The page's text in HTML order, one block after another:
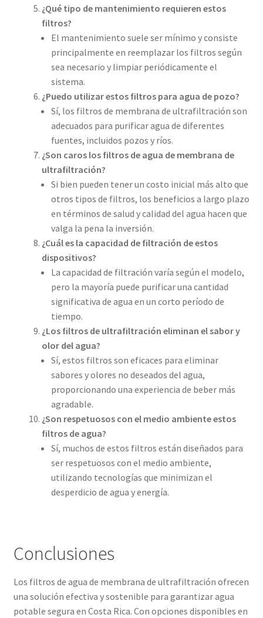
¿Qué tipo de mantenimiento requieren estos
filtros?
El mantenimiento suele ser mínimo y consiste
principalmente en reemplazar los filtros según
sea necesario y limpiar periódicamente el
sistema.
¿Puedo utilizar estos filtros para agua de pozo?
Sí, los filtros de membrana de ultrafiltración son
adecuados para purificar agua de diferentes
fuentes, incluidos pozos y ríos.
¿Son caros los filtros de agua de membrana de
ultrafiltración?
Si bien pueden tener un costo inicial más alto que
otros tipos de filtros, los beneficios a largo plazo
en términos de salud y calidad del agua hacen que
valga la pena la inversión.
¿Cuál es la capacidad de filtración de estos
dispositivos?
La capacidad de filtración varía según el modelo,
pero la mayoría puede purificar una cantidad
significativa de agua en un corto período de
tiempo.
¿Los filtros de ultrafiltración eliminan el sabor y
olor del agua?
Sí, estos filtros son eficaces para eliminar
sabores y olores no deseados del agua,
proporcionando una experiencia de beber más
agradable.
¿Son respetuosos con el medio ambiente estos
filtros de agua?
Sí, muchos de estos filtros están diseñados para
ser respetuosos con el medio ambiente,
utilizando tecnologías que minimizan el
desperdicio de agua y energía.
Conclusiones
Los filtros de agua de membrana de ultrafiltración ofrecen
una solución efectiva y sostenible para garantizar agua
potable segura en Costa Rica. Con opciones disponibles en